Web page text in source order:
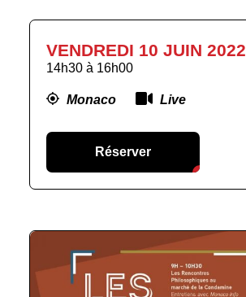
VENDREDI 10 JUIN 2022
14h30 à 16h00
Monaco Live
Réserver